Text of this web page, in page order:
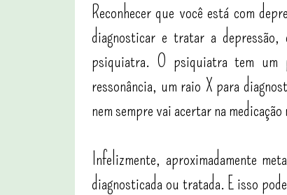
Reconhecer que você está com
diagnosticar e tratar a
psiquiatra. O psiquiatra tem um
ressonância, um raio X para
nem sempre vai acertar na
Infelizmente, aproximadamente
diagnosticada ou tratada. E isso